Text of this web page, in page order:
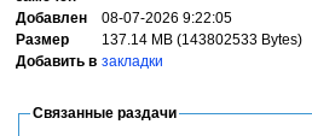
Добавлен
08-07-2026 9:22:05
Размер
137.14 MB (143802533 Bytes)
Добавить в закладки
Связанные раздачи